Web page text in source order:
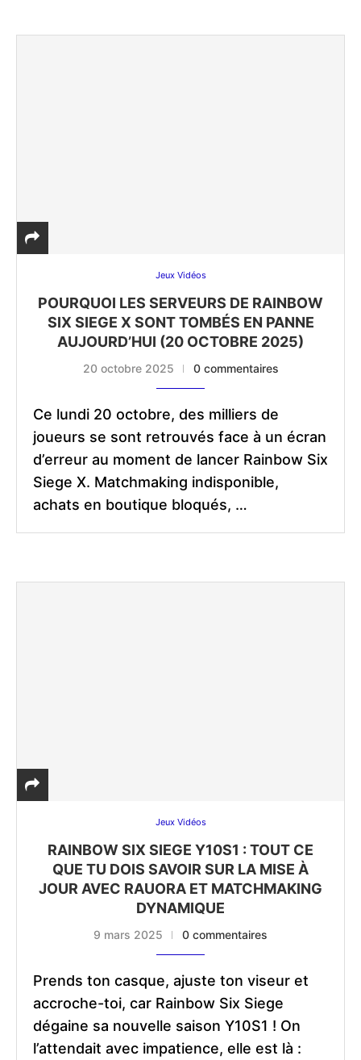
Jeux Vidéos
POURQUOI LES SERVEURS DE RAINBOW
SIX SIEGE X SONT TOMBÉS EN PANNE
AUJOURD’HUI (20 OCTOBRE 2025)
20 octobre 2025 0 commentaires
Ce lundi 20 octobre, des milliers de
joueurs se sont retrouvés face à un écran
d’erreur au moment de lancer Rainbow Six
Siege X. Matchmaking indisponible,
achats en boutique bloqués, …
Jeux Vidéos
RAINBOW SIX SIEGE Y10S1 : TOUT CE
QUE TU DOIS SAVOIR SUR LA MISE À
JOUR AVEC RAUORA ET MATCHMAKING
DYNAMIQUE
9 mars 2025 0 commentaires
Prends ton casque, ajuste ton viseur et
accroche-toi, car Rainbow Six Siege
dégaine sa nouvelle saison Y10S1 ! On
l’attendait avec impatience, elle est là :